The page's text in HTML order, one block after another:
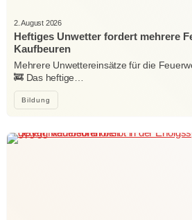
Bildung
2. August 2026
Heftiges Unwetter fordert mehrere
Kaufbeuren
Mehrere Unwettereinsätze für die
🚒 Das heftige…